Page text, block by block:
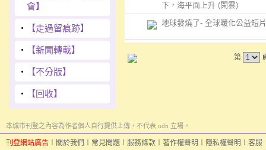
會】
‧ 【走過留痕跡】
‧ 【新聞轉載】
‧ 【不分版】
‧ 【回收】
下，海平面上升 (閑雲)
地球發燒了- 全球暖化公益短
第
本城市刊登之內容為作者個人自行提供上傳，不代表 udn 立場。
刊登網站廣告 關於我們 常見問題 服務條款 著作權聲明 隱私權聲明 客服